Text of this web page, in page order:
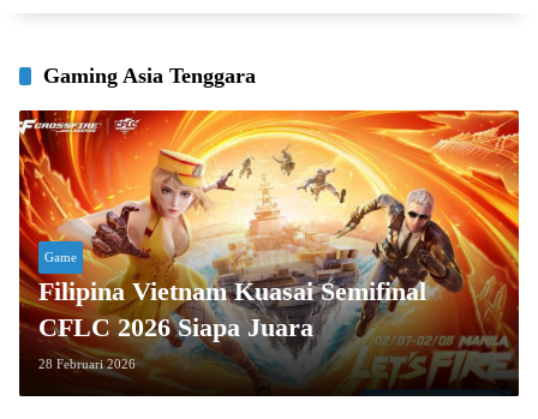
Gaming Asia Tenggara
Game
Filipina Vietnam Kuasai Semifinal
CFLC 2026 Siapa Juara
28 Februari 2026